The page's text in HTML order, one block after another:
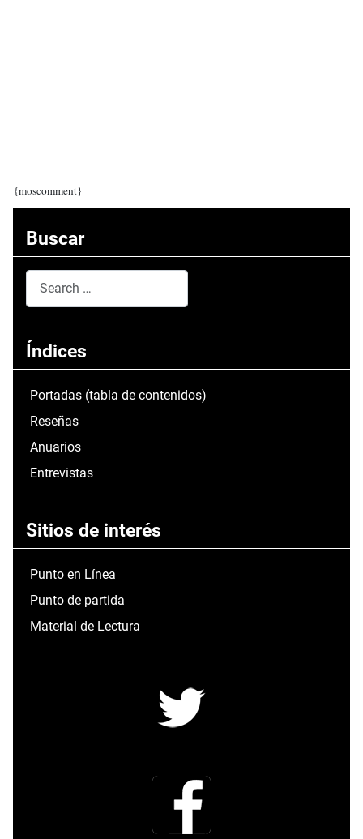
{moscomment}
Buscar
Índices
Portadas (tabla de contenidos)
Reseñas
Anuarios
Entrevistas
Sitios de interés
Punto en Línea
Punto de partida
Material de Lectura